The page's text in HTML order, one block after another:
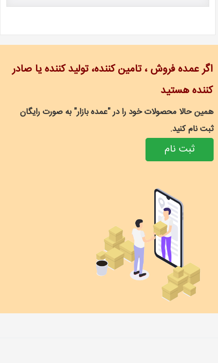
اگر عمده فروش ، تامین کننده، تولید کننده یا صادر
کننده هستید
همین حالا محصولات خود را در "عمده بازار" به صورت رایگان
ثبت نام کنید.
ثبت نام